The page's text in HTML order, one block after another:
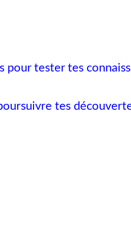
pour tester tes
tes